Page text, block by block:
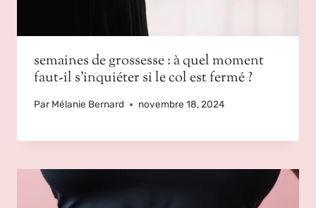
semaines de grossesse : à quel moment
faut-il s’inquiéter si le col est fermé ?
Par Mélanie Bernard novembre 18, 2024